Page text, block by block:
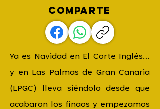
COMPARTE
Ya es Navidad en El Corte Inglés…
y en Las Palmas de Gran Canaria
(LPGC) lleva siéndolo desde que
acabaron los finaos y empezamos